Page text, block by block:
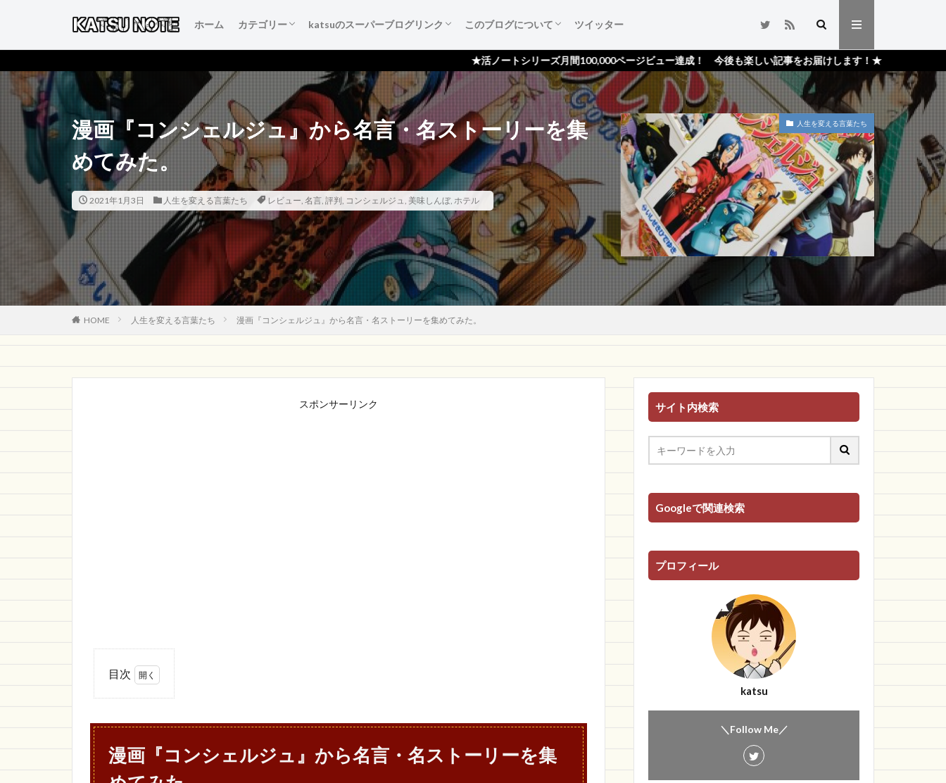
ホーム カテゴリー
人生を変える言葉たち
本当にいいものご紹介
得するおすすめ広告集
人生が変わるおすすめ本
初心者のブログ作成備忘録
katsuのスーパーブログリンク
katsuのスーパーブログリンク
katsuのスーパーブログリンクとは
katsuのスーパーブログリンク 登録依頼
このブログについて
ブログ『活ノート』のご紹介！
サイトマップ
プライバシーポリシー
読者登録ページ
スポンサー様のページ
お問い合わせ
ツイッター
★活ノートシリーズ月間100,000ページビュー達成！ 今後も楽しい記事をお届けします！★
漫画『コンシェルジュ』から名言・名ストーリーを集
めてみた。
2021年1月3日 人生を変える言葉たち レビュー, 名言, 評判, コンシェルジュ, 美味しんぼ, ホテル
人生を変える言葉たち
HOME 人生を変える言葉たち 漫画『コンシェルジュ』から名言・名ストーリーを集めてみた。
スポンサーリンク
目次
『コ
ェル
漫画『コンシェルジュ』から名言・名ストーリーを集
サイト内検索
Googleで関連検索
プロフィール
katsu
＼Follow Me／